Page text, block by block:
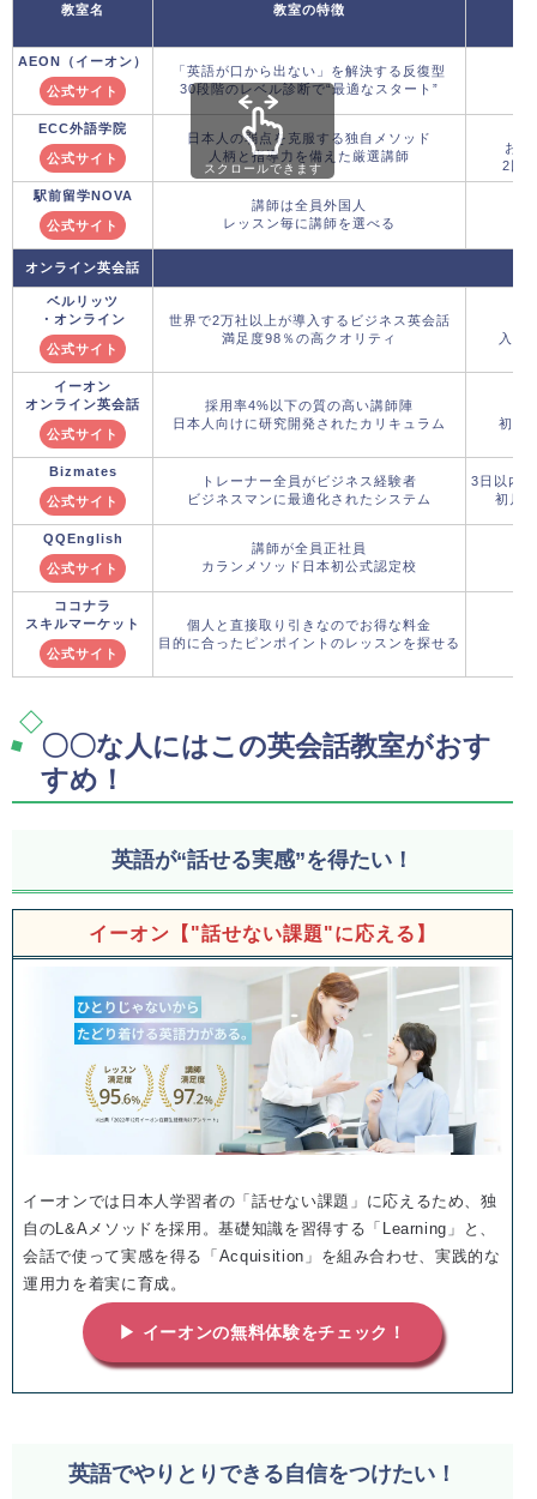
教室名 教室の特徴
AEON（イーオン）
公式サイト
「英語が口から出ない」を解決する反復型
30段階のレベル診断で“最適なスタート”
ECC外語学院
公式サイト
日本人の弱点を克服する独自メソッド
人柄と指導力を備えた厳選講師
おた
2回
駅前留学NOVA
公式サイト
講師は全員外国人
レッスン毎に講師を選べる
オンライン英会話
ベルリッツ
・オンライン
公式サイト
世界で2万社以上が導入するビジネス英会話
満足度98％の高クオリティ
入学
イーオン
オンライン英会話
公式サイト
採用率4%以下の質の高い講師陣
日本人向けに研究開発されたカリキュラム
初月
Bizmates
公式サイト
トレーナー全員がビジネス経験者
ビジネスマンに最適化されたシステム
3日以内
初月
QQEnglish
公式サイト
講師が全員正社員
カランメソッド日本初公式認定校
ココナラ
スキルマーケット
公式サイト
個人と直接取り引きなのでお得な料金
目的に合ったピンポイントのレッスンを探せる
スクロールできます
〇〇な人にはこの英会話教室がおす
すめ！
英語が“話せる実感”を得たい！
イーオン【"話せない課題"に応える】
イーオンでは日本人学習者の「話せない課題」に応えるため、独
自のL&Aメソッドを採用。基礎知識を習得する「Learning」と、
会話で使って実感を得る「Acquisition」を組み合わせ、実践的な
運用力を着実に育成。
▶ イーオンの無料体験をチェック！
英語でやりとりできる自信をつけたい！